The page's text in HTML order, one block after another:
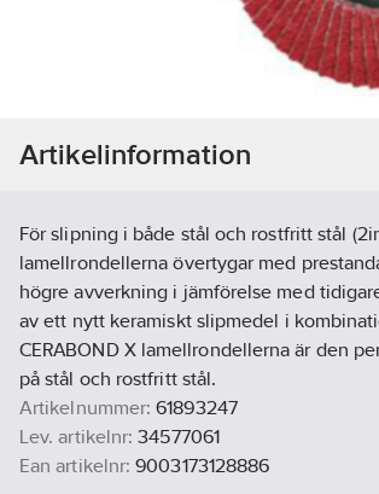
Artikelinformation
För slipning i både stål och rostfritt stål
lamellrondellerna övertygar med
högre avverkning i jämförelse med
av ett nytt keramiskt slipmedel i
CERABOND X lamellrondellerna är den
på stål och rostfritt stål.
Artikelnummer: 61893247
Lev. artikelnr: 34577061
Ean artikelnr: 9003173128886